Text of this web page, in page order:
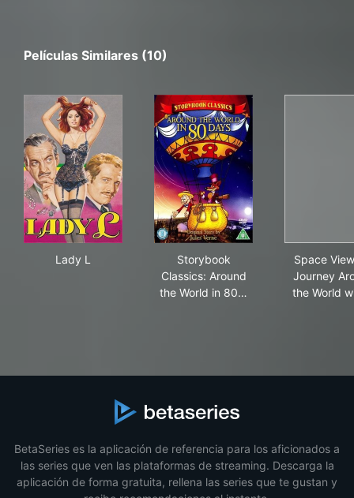
Películas Similares (10)
Lady L
Storybook
Classics: Around
the World in 80…
Space
Journey
the World
BetaSeries es la aplicación de referencia para los aficionados a
las series que ven las plataformas de streaming. Descarga la
aplicación de forma gratuita, rellena las series que te gustan y